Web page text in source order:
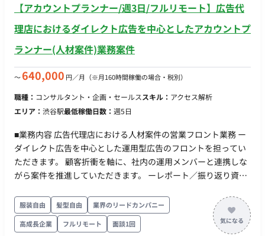
【アカウントプランナー/週3日/フルリモート】広告代
理店におけるダイレクト広告を中心としたアカウントプ
ランナー(人材案件)業務案件
〜640,000 円／月 （※月160時間稼働の場合・税別）
職種： コンサルタント・企画・セールススキル： アクセス解析
エリア： 渋谷駅最低稼働日数： 週5日
■業務内容 広告代理店における人材案件の営業フロント業務 ー
ダイレクト広告を中心とした運用型広告のフロントを担ってい
ただきます。 顧客折衝を軸に、社内の運用メンバーと連携しな
がら案件を推進していただきます。 ーレポート／振り返り資料
ン ■求める人物像（スタンス・マインド） ・オーナーシップ：
運用チームに任せきりにせず、案件のゴール達成まで「自分ご
と」として伴走できる。業務委託でも“外注”ではなく“チームの
服装自由 髪型自由
業界のリードカンパニー
高成長企業
フルリモート 面談1回